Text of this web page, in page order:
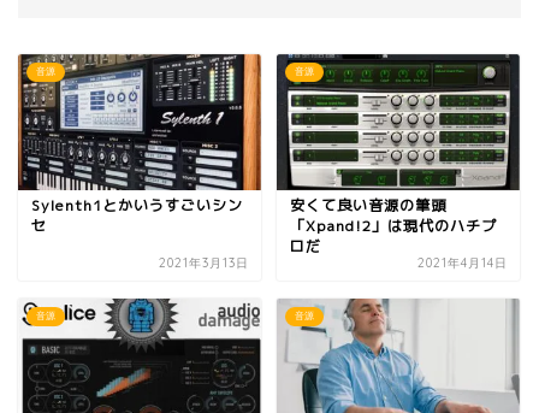
音源
Sylenth1とかいうすごいシン
セ
2021年3月13日
音源
安くて良い音源の筆頭
「Xpand!2」は現代のハチプ
ロだ
2021年4月14日
音源 音源